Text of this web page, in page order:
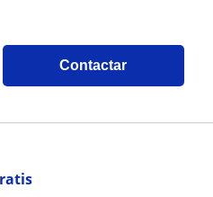
Contactar